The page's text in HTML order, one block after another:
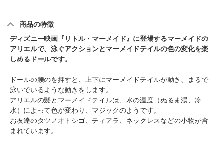
商品の特徴
ディズニー映画『リトル・マーメイド』に登場するマーメイドの
アリエルで、泳ぐアクションとマーメイドテイルの色の変化を楽
しめるドールです。
ドールの腰のを押すと、上下にマーメイドテイルが動き、まるで
泳いでいるような動きをします。
アリエルの髪とマーメイドテイルは、水の温度（ぬるま湯、冷
水）によって色が変わり、マジックのようです。
お友達のタツノオトシゴ、ティアラ、ネックレスなどの小物が含
まれています。